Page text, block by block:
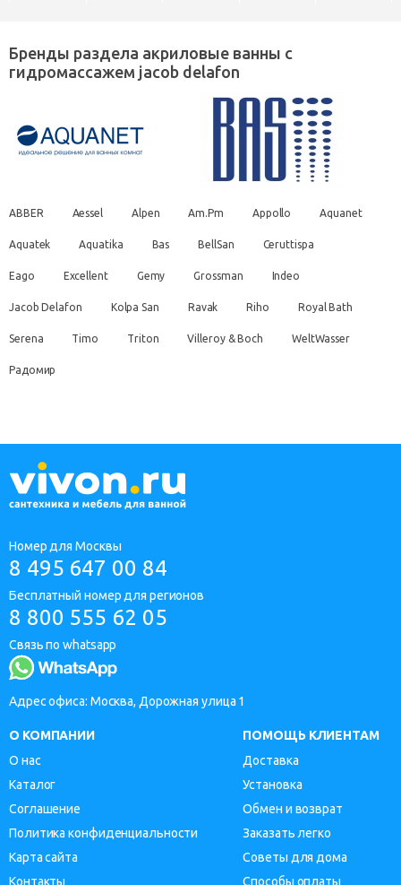
Бренды раздела акриловые ванны с
гидромассажем jacob delafon
ABBER Aessel Alpen Am.Pm Appollo Aquanet
Aquatek Aquatika Bas BellSan Ceruttispa
Eago Excellent Gemy Grossman Indeo
Jacob Delafon Kolpa San Ravak Riho Royal Bath
Serena Timo Triton Villeroy & Boch WeltWasser
Радомир
Номер для Москвы
8 495 647 00 84
Бесплатный номер для регионов
8 800 555 62 05
Связь по whatsapp
Адрес офиса: Москва, Дорожная улица 1
О КОМПАНИИ
О нас
Каталог
Соглашение
Политика конфиденциальности
Карта сайта
Контакты
ПОМОЩЬ КЛИЕНТАМ
Доставка
Установка
Обмен и возврат
Заказать легко
Советы для дома
Способы оплаты